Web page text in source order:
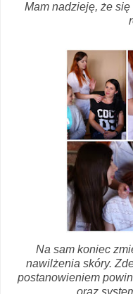
Mam nadzieję, że
Na sam koniec
nawilżenia skóry.
postanowieniem
oraz